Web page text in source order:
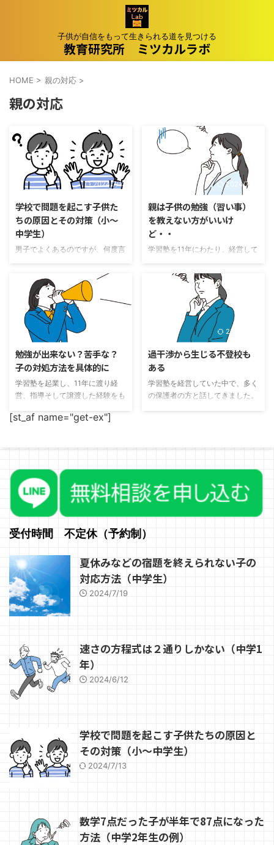
子供が自信をもって生きられる道を見つける
教育研究所 ミツカルラボ
HOME > 親の対応 >
親の対応
2024/7/13
学校で問題を起こす子供た
ちの原因とその対策（小～
中学生）
男子でよくあるのですが、何度言
がいます。小学生が一番多く、座
っていられない、他の子にちょっ
かいを出す、暴言を吐くというこ
とですね。中学生になっても、同
じことを繰り返す子もたまにいま
す。兄弟がいると、割と両方の子
もちろん、片方だけという場合も
ありますが、両方の兄弟がやると
いうことは親に原因があるからで
す。なぜ、その子がそういったこ
「親の厳しさ」から来ていること
2024/7/13
親は子供の勉強（習い事）
を教えない方がいいけ
ど・・
学習塾を11年にわたり、経営して
親は子供の勉強（習い事）はみな
い方がいいです。 その理由につ
いてお話いたします。ただ、課題
など単発のものは手伝ってあげて
問題ないです。ここで言うのは毎
日の勉強についてです。 勉強の
うことが問題（期待しているか
ら） 小学生でも、中学生でも高
校生でもいいのですが、親が勉強
が得意だったりすると、大体見る
勉強が出来ない？苦手な？
子の対処方法を具体的に
学習塾を起業し、11年に渡り経
営、指導そして譲渡した経験をも
と保護者と接してきました。通う
言えることがあります。小中学生
の時に入塾して、大学入学まで通
う子が多かったということです。
まず、一つ言えることは、勉強の
でき不出来と、社会に出てからの
仕事というのはなんの相関性もあ
りません。そのため、このタイト
ル自体、本当はおかしいのです
が、勉強ができないと将来困ると
思っている人が多いようですので
...
2024/7/13
過干渉から生じる不登校も
ある
学習塾を経営していた中で、多く
の保護者の方と話してきました。
気持ちを考えますので） その理
由は、例えばメーカーでのモノづ
くりや、会社での組織の中におけ
るサービス等で不具合が起きない
ようにするための方法と、人を育
向にもっていってしまうことがあ
ります。そして子供のとる抵抗 ...
[st_af name="get-ex"]
受付時間 不定休（予約制）
夏休みなどの宿題を終えられない子の
対応方法（中学生）
2024/7/19
速さの方程式は２通りしかない（中学1
年）
2024/6/12
学校で問題を起こす子供たちの原因と
その対策（小～中学生）
2024/7/13
数学7点だった子が半年で87点になった
方法（中学2年生の例）